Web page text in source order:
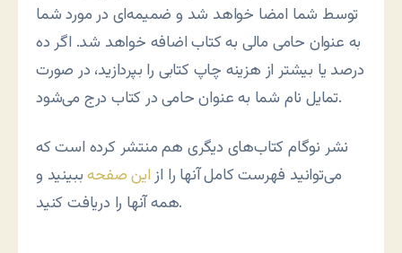
توسط شما امضا خواهد شد و ضمیمه‌ای در مورد شما
به عنوان حامی مالی به کتاب اضافه خواهد شد. اگر ده
درصد یا بیشتر از هزینه چاپ کتابی را بپردازید، در صورت
تمایل نام شما به عنوان حامی در کتاب درج می‌شود.
نشر نوگام کتاب‌های دیگری هم منتشر کرده است که
می‌توانید فهرست کامل آنها را از این صفحهببینید و
همه آنها را دریافت کنید.